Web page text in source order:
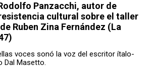
Panzacchi, autor de
cultural sobre el taller
Ruben Zina Fernández (La
voces sonó la voz del escritor ítalo-
Dal Masetto.